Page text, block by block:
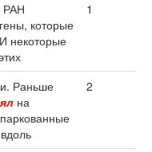
РАН
которые
некоторые
1
Раньше
на
2